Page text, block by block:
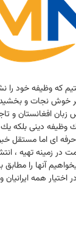
كه وظیفه خود را
خوش نجات و
زبان افغانستان و
وظیفه دینی بلكه
حرفه ای اما مستقل
در زمینه تهیه ،
آنها را مطابق
همه ایرانیان